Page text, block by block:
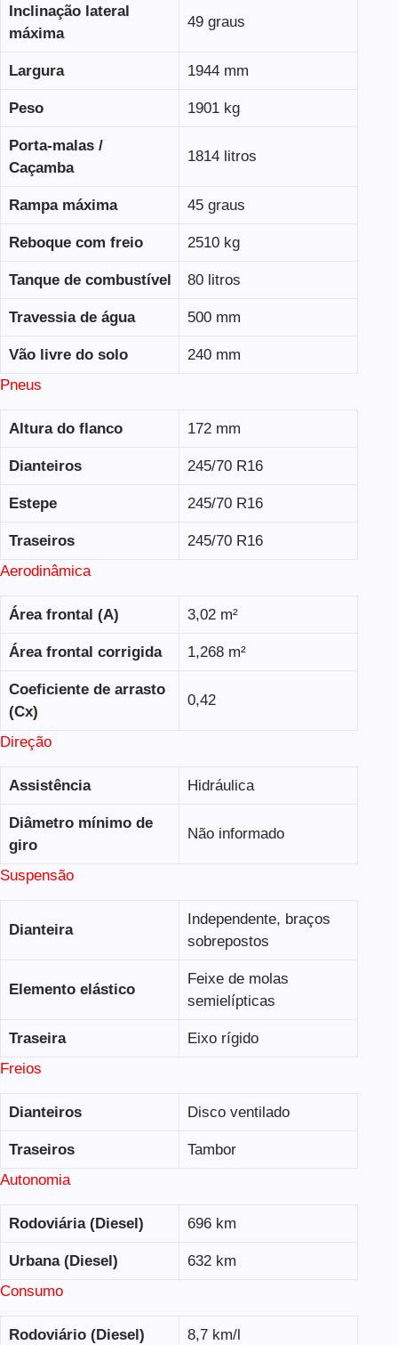
Inclinação lateral
máxima
49 graus
Largura 1944 mm
Peso 1901 kg
Porta-malas /
Caçamba
1814 litros
Rampa máxima 45 graus
Reboque com freio 2510 kg
Tanque de combustível 80 litros
Travessia de água 500 mm
Vão livre do solo
240 mm
Pneus
Altura do flanco 172 mm
Dianteiros 245/70 R16
Estepe 245/70 R16
Traseiros
245/70 R16
Aerodinâmica
Área frontal (A) 3,02 m²
Área frontal corrigida 1,268 m²
Coeficiente de arrasto
(Cx)
0,42
Direção
Assistência Hidráulica
Diâmetro mínimo de
giro
Não informado
Suspensão
Dianteira
Independente, braços
sobrepostos
Elemento elástico
Feixe de molas
semielípticas
Traseira
Eixo rígido
Freios
Dianteiros Disco ventilado
Traseiros
Tambor
Autonomia
Rodoviária (Diesel) 696 km
Urbana (Diesel)
632 km
Consumo
Rodoviário (Diesel) 8,7 km/l